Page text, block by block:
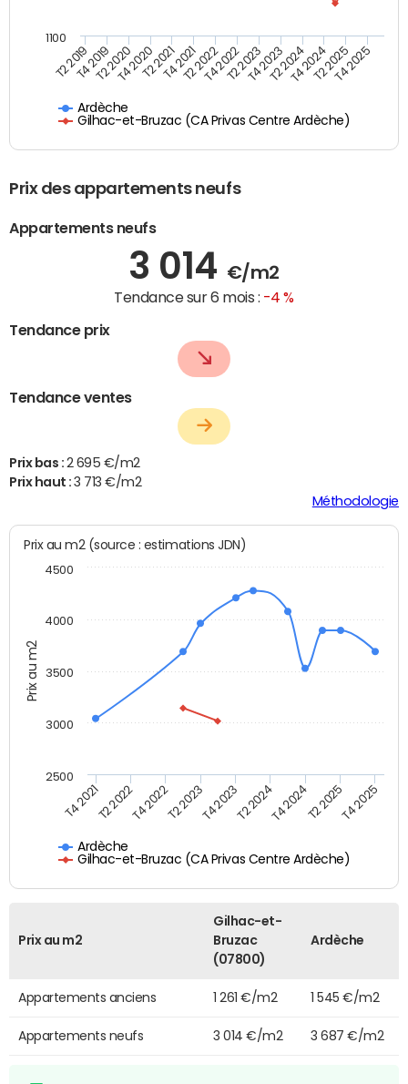
Ardèche
Gilhac-et-Bruzac (CA Privas Centre Ardèche)
T2 2019T4 2019T2 2020T4 2020T2 2021T4 2021T2 2022T4 2022T2 2023T4 2023T2 2024T4 2024T2 2025T4 2025
1100
Prix des appartements neufs
Appartements neufs
3 014 €/m2
Tendance sur 6 mois : -4 %
Tendance prix
Tendance ventes
Prix bas : 2 695 €/m2
Prix haut :3 713 €/m2
Méthodologie
Prix au m2
Prix au m2 (source : estimations JDN)
Ardèche
Gilhac-et-Bruzac (CA Privas Centre Ardèche)
T4 2021T2 2022T4 2022T2 2023T4 2023T2 2024T4 2024T2 2025T4 2025
2500
3000
3500
4000
4500
Prix au m2
Gilhac-et-
Bruzac
(07800)
Ardèche
Appartements anciens 1 261 €/m2 1 545 €/m2
Appartements neufs 3 014 €/m2 3 687 €/m2